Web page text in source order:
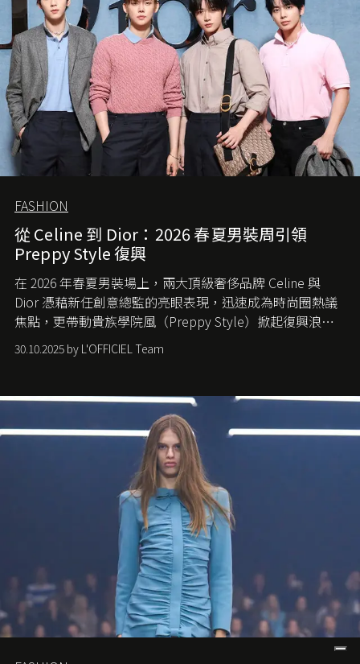
FASHION
從 Celine 到 Dior：2026 春夏男裝周引領
Preppy Style 復興
在 2026 年春夏男裝場上，兩大頂級奢侈品牌 Celine 與
Dior 憑藉新任創意總監的亮眼表現，迅速成為時尚圈熱議
焦點，更帶動貴族學院風（Preppy Style）掀起復興浪
潮，讓這股經典風格再度回到大眾視線。
30.10.2025 by L'OFFICIEL Team